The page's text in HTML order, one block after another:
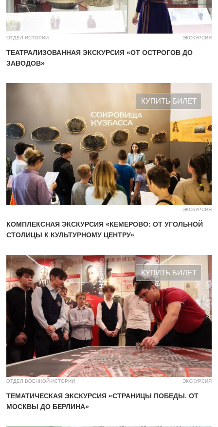
ОТДЕЛ ИСТОРИИ ЭКСКУРСИЯ
ТЕАТРАЛИЗОВАННАЯ ЭКСКУРСИЯ «ОТ ОСТРОГОВ ДО
ЗАВОДОВ»
ЭКСКУРСИЯ
КОМПЛЕКСНАЯ ЭКСКУРСИЯ «КЕМЕРОВО: ОТ УГОЛЬНОЙ
СТОЛИЦЫ К КУЛЬТУРНОМУ ЦЕНТРУ»
КУПИТЬ БИЛЕТ
ОТДЕЛ ВОЕННОЙ ИСТОРИИ ЭКСКУРСИЯ
ТЕМАТИЧЕСКАЯ ЭКСКУРСИЯ «СТРАНИЦЫ ПОБЕДЫ. ОТ
МОСКВЫ ДО БЕРЛИНА»
КУПИТЬ БИЛЕТ